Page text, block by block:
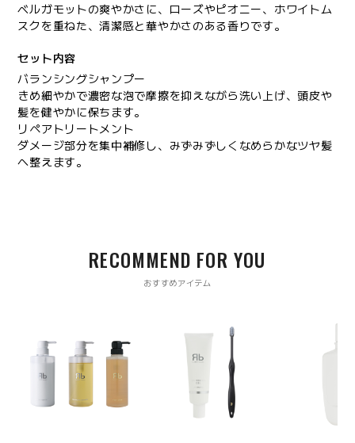
ベルガモットの爽やかさに、ローズやピオニー、ホワイトム
スクを重ねた、清潔感と華やかさのある香りです。
セット内容
バランシングシャンプー
きめ細やかで濃密な泡で摩擦を抑えながら洗い上げ、頭皮や
髪を健やかに保ちます。
リペアトリートメント
ダメージ部分を集中補修し、みずみずしくなめらかなツヤ髪
へ整えます。
RECOMMEND FOR YOU
おすすめアイテム